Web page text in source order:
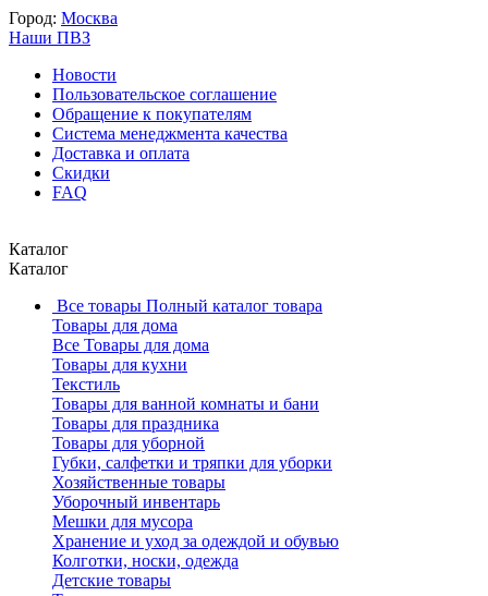
Город: Москва
Наши ПВЗ
Новости
Пользовательское соглашение
Обращение к покупателям
Система менеджмента качества
Доставка и оплата
Скидки
FAQ
Каталог
Каталог
Все товары Полный каталог товара
Товары для дома
Все Товары для дома
Товары для кухни
Текстиль
Товары для ванной комнаты и бани
Товары для праздника
Товары для уборной
Губки, салфетки и тряпки для уборки
Хозяйственные товары
Уборочный инвентарь
Мешки для мусора
Хранение и уход за одеждой и обувью
Колготки, носки, одежда
Детские товары